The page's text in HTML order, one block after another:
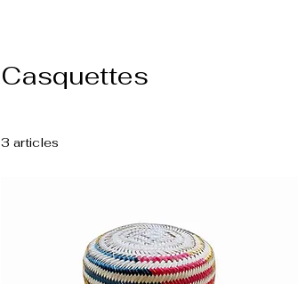
Casquettes
3 articles